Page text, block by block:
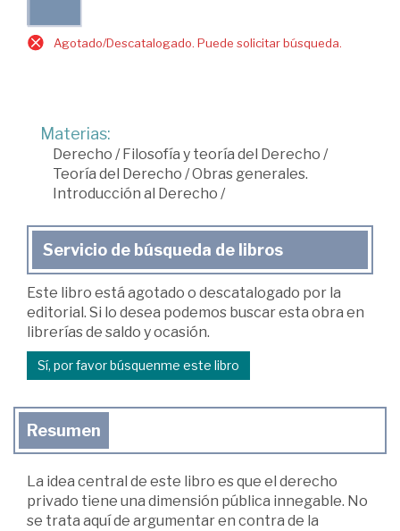
Agotado/Descatalogado. Puede solicitar búsqueda.
Materias:
Derecho /Filosofía y teoría del Derecho /
Teoría del Derecho /Obras generales.
Introducción al Derecho /
Servicio de búsqueda de libros
Este libro está agotado o descatalogado por la
editorial. Si lo desea podemos buscar esta obra en
librerías de saldo y ocasión.
Sí, por favor búsquenme este libro
Resumen
La idea central de este libro es que el derecho
privado tiene una dimensión pública innegable. No
se trata aquí de argumentar en contra de la